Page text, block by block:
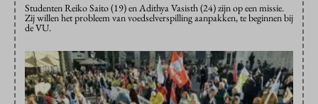
Studenten Reiko Saito (19) en Adithya Vasisth (24) zijn op een missie.
Zij willen het probleem van voedselverspilling aanpakken, te beginnen bij
de VU.